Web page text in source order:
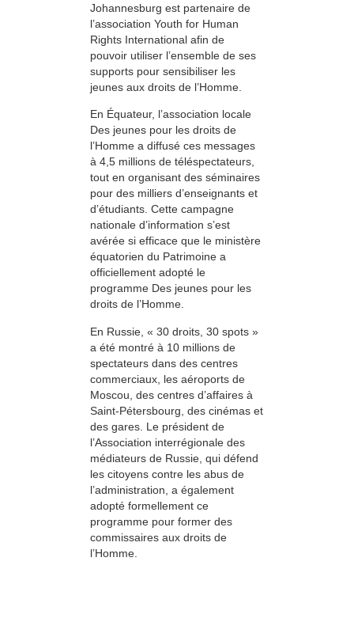
Johannesburg est partenaire de
l’association Youth for Human
Rights International afin de
pouvoir utiliser l’ensemble de ses
supports pour sensibiliser les
jeunes aux droits de l’Homme.
En Équateur, l’association locale
Des jeunes pour les droits de
l’Homme a diffusé ces messages
à 4,5 millions de téléspectateurs,
tout en organisant des séminaires
pour des milliers d’enseignants et
d’étudiants. Cette campagne
nationale d’information s’est
avérée si efficace que le ministère
équatorien du Patrimoine a
officiellement adopté le
programme Des jeunes pour les
droits de l’Homme.
En Russie, « 30 droits, 30 spots »
a été montré à 10 millions de
spectateurs dans des centres
commerciaux, les aéroports de
Moscou, des centres d’affaires à
Saint-Pétersbourg, des cinémas et
des gares. Le président de
l’Association interrégionale des
médiateurs de Russie, qui défend
les citoyens contre les abus de
l’administration, a également
adopté formellement ce
programme pour former des
commissaires aux droits de
l’Homme.